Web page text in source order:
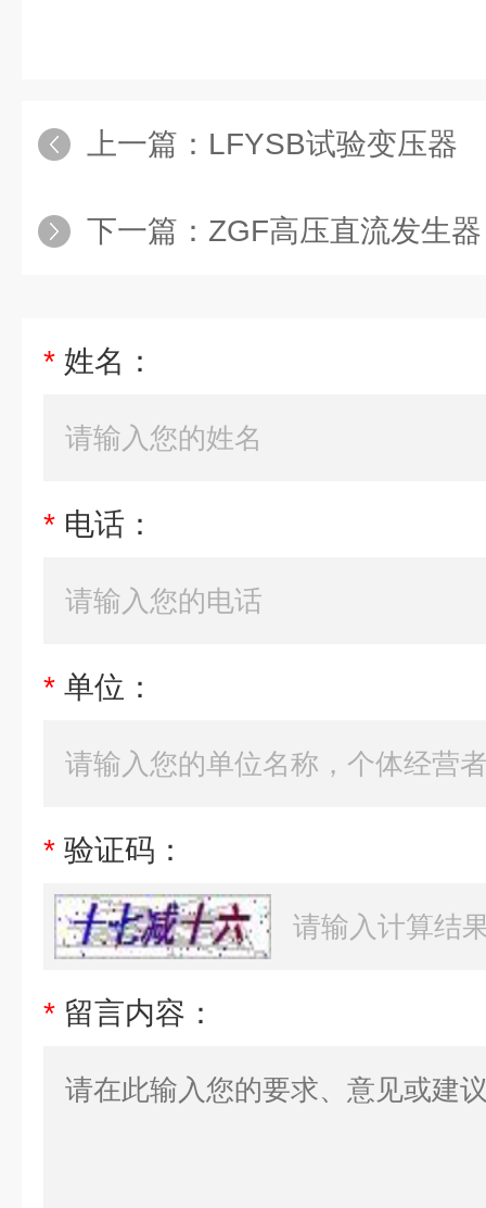
上一篇： LFYSB试验变压器
下一篇： ZGF高压直流发生器
* 姓名：
* 电话：
* 单位：
* 验证码：
* 留言内容：